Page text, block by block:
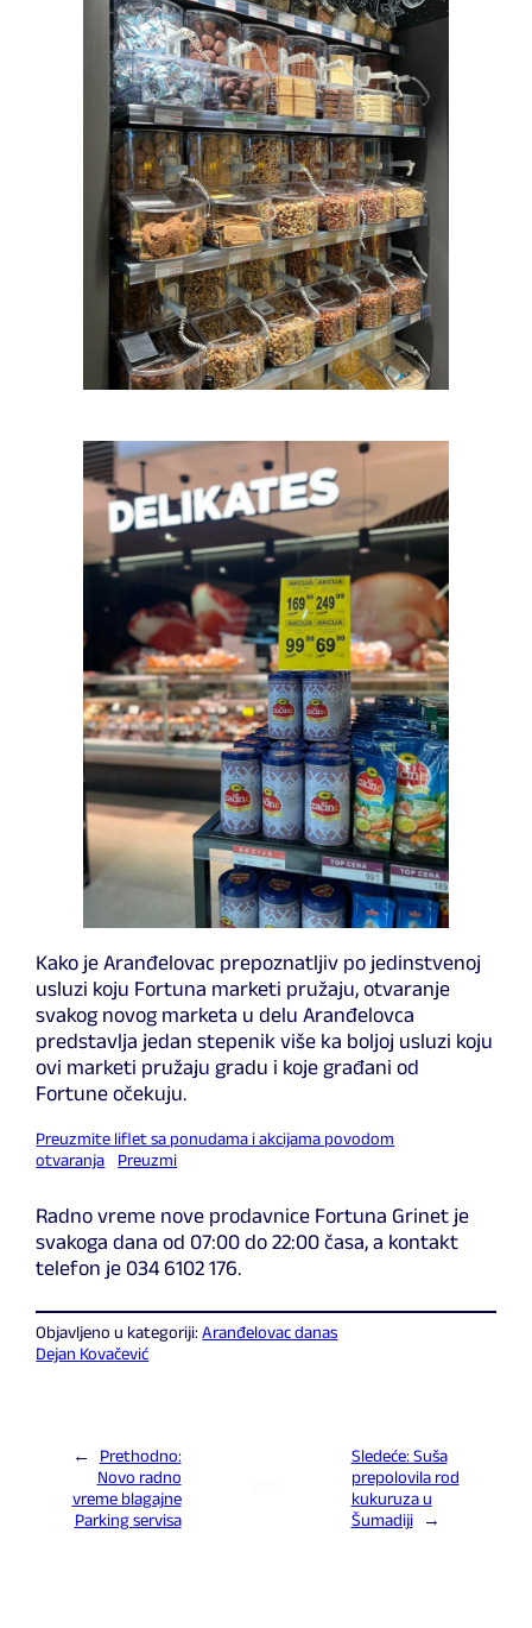
Kako je Aranđelovac prepoznatljiv po jedinstvenoj
usluzi koju Fortuna marketi pružaju, otvaranje
svakog novog marketa u delu Aranđelovca
predstavlja jedan stepenik više ka boljoj usluzi koju
ovi marketi pružaju gradu i koje građani od
Fortune očekuju.
Preuzmite liflet sa ponudama i akcijama povodom
otvaranja
Preuzmi
Radno vreme nove prodavnice Fortuna Grinet je
svakoga dana od 07:00 do 22:00 časa, a kontakt
telefon je 034 6102 176.
Objavljeno u kategoriji:Aranđelovac danas
Dejan Kovačević
←
Prethodno:
Novo radno
vreme blagajne
Parking servisa
Sledeće: Suša
prepolovila rod
kukuruza u
Šumadiji
→